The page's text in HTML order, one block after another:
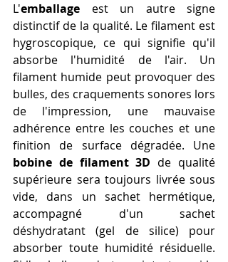
L'emballage est un autre signe
distinctif de la qualité. Le filament est
hygroscopique, ce qui signifie qu'il
absorbe l'humidité de l'air. Un
filament humide peut provoquer des
bulles, des craquements sonores lors
de l'impression, une mauvaise
adhérence entre les couches et une
bobine de filament 3D de qualité
supérieure sera toujours livrée sous
vide, dans un sachet hermétique,
accompagné d'un sachet
déshydratant (gel de silice) pour
absorber toute humidité résiduelle.